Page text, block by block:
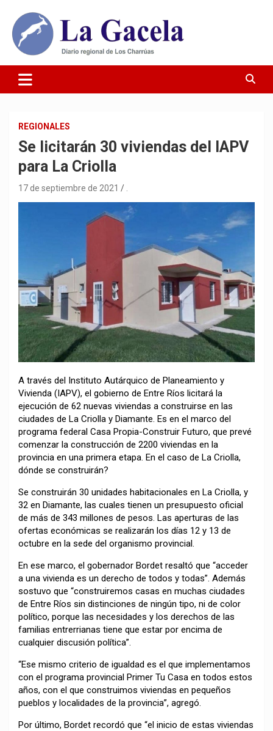
contenido
Diario La Gacela
REGIONALES
Se licitarán 30 viviendas del IAPV
para La Criolla
17 de septiembre de 2021
A través del Instituto Autárquico de Planeamiento y
Vivienda (IAPV), el gobierno de Entre Ríos licitará la
ejecución de 62 nuevas viviendas a construirse en las
ciudades de La Criolla y Diamante. Es en el marco del
programa federal Casa Propia-Construir Futuro, que prevé
comenzar la construcción de 2200 viviendas en la
provincia en una primera etapa. En el caso de La Criolla,
dónde se construirán?
Se construirán 30 unidades habitacionales en La Criolla, y
32 en Diamante, las cuales tienen un presupuesto oficial
de más de 343 millones de pesos. Las aperturas de las
ofertas económicas se realizarán los días 12 y 13 de
octubre en la sede del organismo provincial.
En ese marco, el gobernador Bordet resaltó que “acceder
a una vivienda es un derecho de todos y todas”. Además
sostuvo que “construiremos casas en muchas ciudades
de Entre Ríos sin distinciones de ningún tipo, ni de color
político, porque las necesidades y los derechos de las
familias entrerrianas tiene que estar por encima de
cualquier discusión política”.
“Ese mismo criterio de igualdad es el que implementamos
con el programa provincial Primer Tu Casa en todos estos
años, con el que construimos viviendas en pequeños
pueblos y localidades de la provincia”, agregó.
Por último, Bordet recordó que “el inicio de estas viviendas